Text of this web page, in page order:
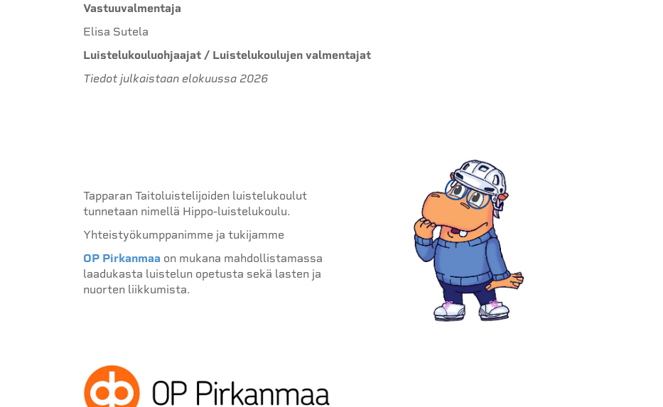
Vastuuvalmentaja
Elisa Sutela
Luistelukouluohjaajat / Luistelukoulujen valmentajat
Tiedot julkaistaan elokuussa 2026
Tapparan Taitoluistelijoiden luistelukoulut
tunnetaan nimellä Hippo-luistelukoulu.
Yhteistyökumppanimme ja tukijamme
OP Pirkanmaa on mukana mahdollistamassa
laadukasta luistelun opetusta sekä lasten ja
nuorten liikkumista.